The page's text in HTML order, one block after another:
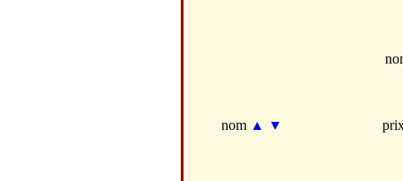
nom ▲ ▼